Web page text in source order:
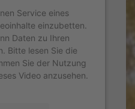
Service eines
einzubetten.
Daten zu Ihren
Bitte lesen Sie die
Sie der Nutzung
Video anzusehen.